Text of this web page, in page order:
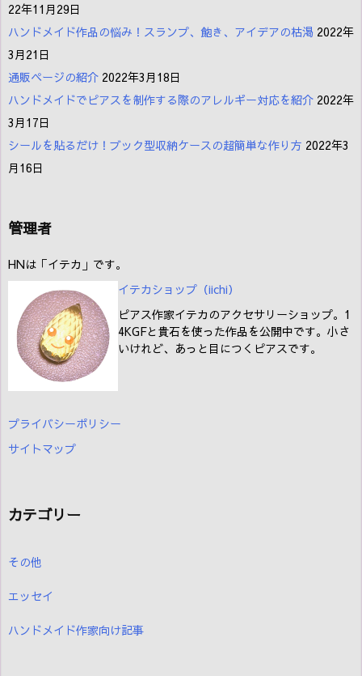
22年11月29日
ハンドメイド作品の悩み！スランプ、飽き、アイデアの枯渇 2022年
3月21日
通販ページの紹介 2022年3月18日
ハンドメイドでピアスを制作する際のアレルギー対応を紹介 2022年
3月17日
シールを貼るだけ！ブック型収納ケースの超簡単な作り方 2022年3
月16日
管理者
HNは「イテカ」です。
イテカショップ（iichi）
ピアス作家イテカのアクセサリーショップ。1
4KGFと貴石を使った作品を公開中です。小さ
いけれど、あっと目につくピアスです。
プライバシーポリシー
サイトマップ
カテゴリー
その他
エッセイ
ハンドメイド作家向け記事